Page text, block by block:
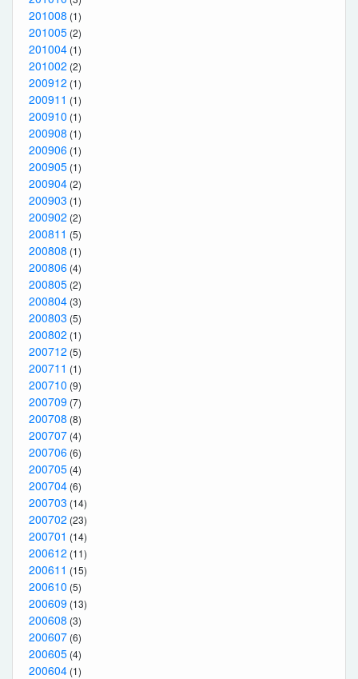
201008 (1)
201005 (2)
201004 (1)
201002 (2)
200912 (1)
200911 (1)
200910 (1)
200908 (1)
200906 (1)
200905 (1)
200904 (2)
200903 (1)
200902 (2)
200811 (5)
200808 (1)
200806 (4)
200805 (2)
200804 (3)
200803 (5)
200802 (1)
200712 (5)
200711 (1)
200710 (9)
200709 (7)
200708 (8)
200707 (4)
200706 (6)
200705 (4)
200704 (6)
200703 (14)
200702 (23)
200701 (14)
200612 (11)
200611 (15)
200610 (5)
200609 (13)
200608 (3)
200607 (6)
200605 (4)
200604 (1)